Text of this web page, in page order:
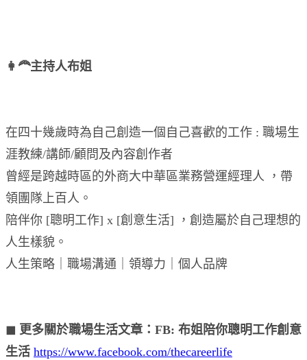
👩‍🦰主持人布姐
在四十幾歲時為自己創造一個自己喜歡的工作 : 職場生
涯教練/講師/顧問及內容創作者
曾經是跨越時區的外商大中華區業務營運經理人 ，帶
領團隊上百人。
陪伴你 [聰明工作] x [創意生活] ，創造屬於自己理想的
人生樣貌。
人生策略｜職場溝通｜領導力｜個人品牌
◼︎ 更多關於職場生活文章：FB: 布姐陪你聰明工作創意
生活 https://www.facebook.com/thecareerlife